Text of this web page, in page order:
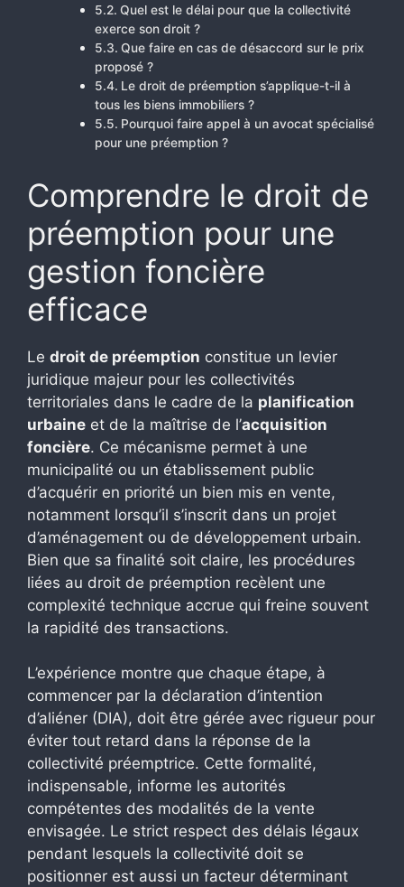
Quel est le délai pour que la collectivité
exerce son droit ?
Que faire en cas de désaccord sur le prix
proposé ?
Le droit de préemption s’applique-t-il à
tous les biens immobiliers ?
Pourquoi faire appel à un avocat spécialisé
pour une préemption ?
Comprendre le droit de
préemption pour une
gestion foncière
efficace
Le droit de préemption constitue un levier
juridique majeur pour les collectivités
territoriales dans le cadre de la planification
urbaine et de la maîtrise de l’acquisition
foncière. Ce mécanisme permet à une
municipalité ou un établissement public
d’acquérir en priorité un bien mis en vente,
notamment lorsqu’il s’inscrit dans un projet
d’aménagement ou de développement urbain.
Bien que sa finalité soit claire, les procédures
liées au droit de préemption recèlent une
complexité technique accrue qui freine souvent
la rapidité des transactions.
L’expérience montre que chaque étape, à
commencer par la déclaration d’intention
d’aliéner (DIA), doit être gérée avec rigueur pour
éviter tout retard dans la réponse de la
collectivité préemptrice. Cette formalité,
indispensable, informe les autorités
compétentes des modalités de la vente
envisagée. Le strict respect des délais légaux
pendant lesquels la collectivité doit se
positionner est aussi un facteur déterminant